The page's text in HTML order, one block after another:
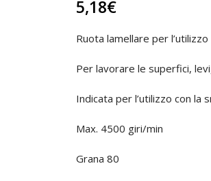
5,18€
Ruota lamellare per
Per lavorare le superfici,
Indicata per l’utilizzo con la
Max. 4500 giri/min
Grana 80